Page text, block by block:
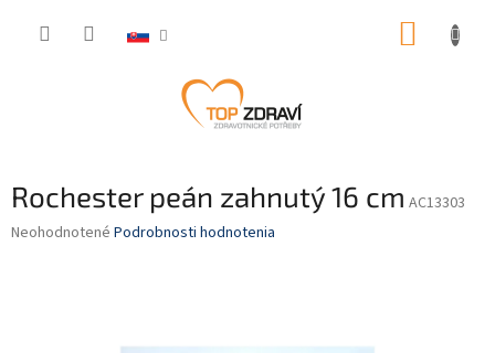
Rochester peán zahnutý 16 cm AC13303
Priemerné
Neohodnotené Podrobnosti hodnotenia